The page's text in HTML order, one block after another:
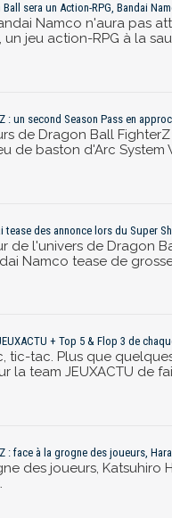
sera un Action-RPG, Bandai
Namco n'aura pas
un jeu action-RPG à la
: un second Season Pass en
de Dragon Ball
de baston d'Arc System
tease des annonce lors du Super
de l'univers de Dragon
Namco tease de
+ Top 5 & Flop 3 de
tic-tac. Plus que
la team JEUXACTU de
: face à la grogne des joueurs,
des joueurs, Katsuhiro